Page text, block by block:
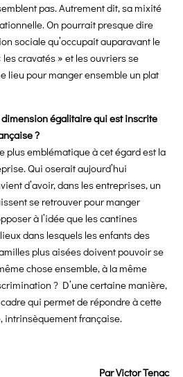
pas. Autrement dit, sa mixité
On pourrait presque dire
sociale qu’occupait auparavant le
cravatés » et les ouvriers se
lieu pour manger ensemble un plat
égalitaire qui est inscrite
?
plus emblématique à cet égard est la
Qui oserait aujourd’hui
d’avoir, dans les entreprises, un
se retrouver pour manger
à l’idée que les cantines
dans lesquels les enfants des
plus aisées doivent pouvoir se
chose ensemble, à la même
? D’une certaine manière,
qui permet de répondre à cette
intrinsèquement française.
ParVictor Tenac